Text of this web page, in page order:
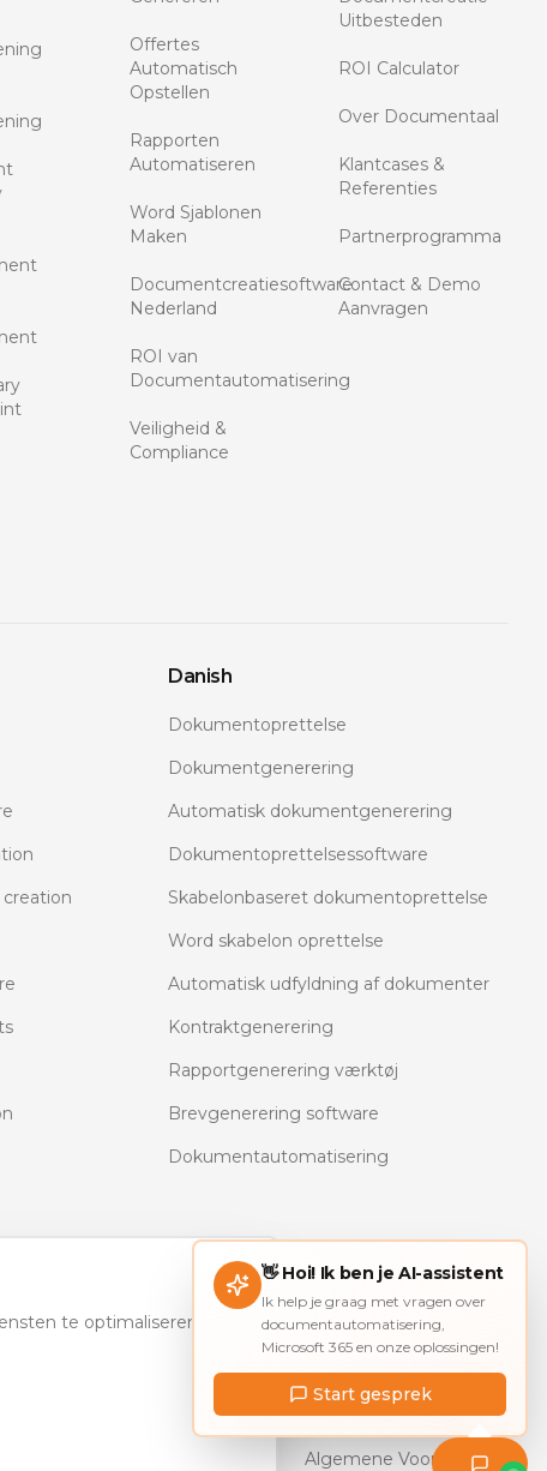
te optimaliseren. U
👋 Hoi! Ik ben je AI-assistent
Ik help je graag met vragen over
documentautomatisering,
Microsoft 365 en onze oplossingen!
Start gesprek
Offertes
Automatisch
Opstellen
Rapporten
Automatiseren
Word Sjablonen
Maken
Documentcreatiesoftware
Nederland
ROI van
Documentautomatisering
Veiligheid &
Compliance
Uitbesteden
ROI Calculator
Over Documentaal
Klantcases &
Referenties
Partnerprogramma
Contact & Demo
Aanvragen
Danish
Dokumentoprettelse
Dokumentgenerering
Automatisk dokumentgenerering
Dokumentoprettelsessoftware
Skabelonbaseret dokumentoprettelse
Word skabelon oprettelse
Automatisk udfyldning af dokumenter
Kontraktgenerering
Rapportgenerering værktøj
Brevgenerering software
Dokumentautomatisering
AI-audit & governance — VeriAi
Algemene Voorwaarden